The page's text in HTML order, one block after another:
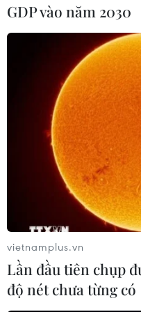
như tại các văn
Geneva của Thụy Sĩ,
Vienna của Áo,
thế giới.
Ngày 18/11 vừa
Pompeo đã tuyên bố
không còn coi các
Israel là "không phù
một động thái làm
phán hòa bình giữa
mờ mịt hơn./.
GDP vào năm 2030
vietnamplus.vn
Lần đầu tiên chụp
độ nét chưa từng có